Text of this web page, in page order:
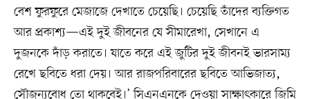
বেশ ফুরফুরে মেজাজে দেখাতে চেয়েছি। চেয়েছি তাঁদের ব্যক্তিগত
আর প্রকাশ্য—এই দুই জীবনের যে সীমারেখা, সেখানে এ
দুজনকে দাঁড় করাতে। যাতে করে এই জুটির দুই জীবনই ভারসাম্য
রেখে ছবিতে ধরা দেয়। আর রাজপরিবারের ছবিতে আভিজাত্য,
সৌজন্যবোধ তো থাকবেই।’ সিএনএনকে দেওয়া সাক্ষাৎকারে জিমি